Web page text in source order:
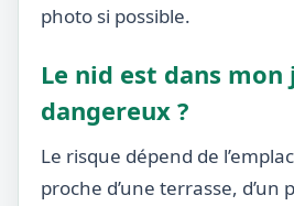
photo si possible.
Le nid est dans mon
dangereux ?
Le risque dépend de
proche d’une terrasse, d’un